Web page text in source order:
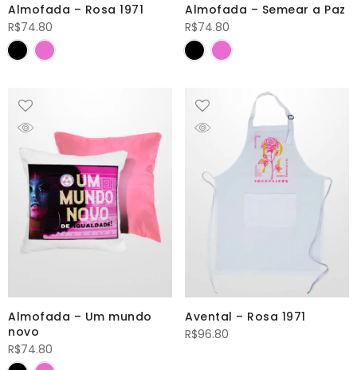
Almofada – Rosa 1971
R$74.80
Almofada – Semear a Paz
R$74.80
Almofada – Um mundo
novo
R$74.80
Avental – Rosa 1971
R$96.80